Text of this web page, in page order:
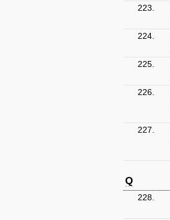
223.
224.
225.
226.
227.
Q
228.